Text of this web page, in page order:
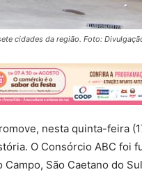
cidades da região. Foto:
nesta quinta-feira
O Consórcio ABC foi
São Caetano do